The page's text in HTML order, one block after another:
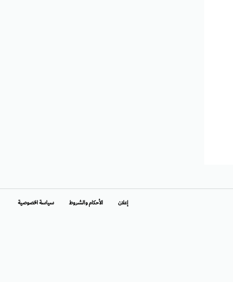
إعلان الأحكام والشروط سياسة الخصوصية